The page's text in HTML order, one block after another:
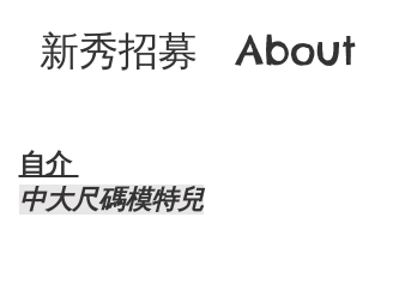
新秀招募 About
自介 ​
中大尺碼模特兒